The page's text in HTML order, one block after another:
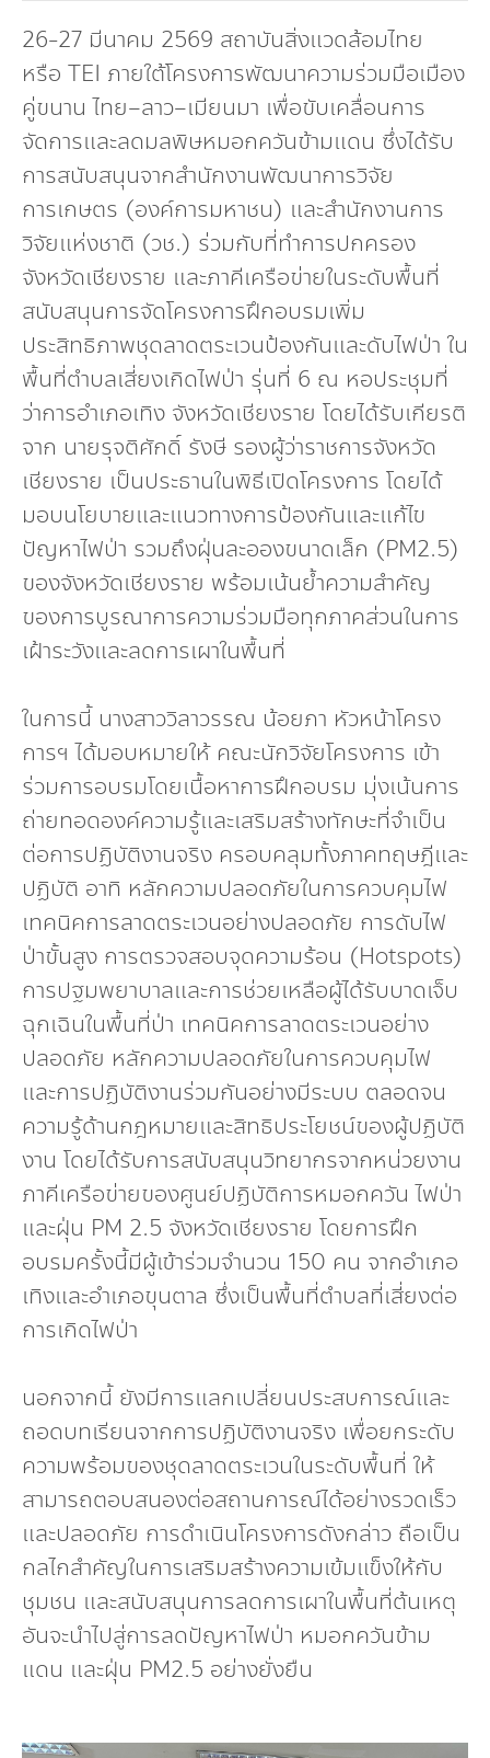
26-27 มีนาคม 2569 สถาบันสิ่งแวดล้อมไทย
หรือ TEI ภายใต้โครงการพัฒนาความร่วมมือเมือง
คู่ขนาน ไทย–ลาว–เมียนมา เพื่อขับเคลื่อนการ
จัดการและลดมลพิษหมอกควันข้ามแดน ซึ่งได้รับ
การสนับสนุนจากสำนักงานพัฒนาการวิจัย
การเกษตร (องค์การมหาชน) และสำนักงานการ
วิจัยแห่งชาติ (วช.) ร่วมกับที่ทำการปกครอง
จังหวัดเชียงราย และภาคีเครือข่ายในระดับพื้นที่
สนับสนุนการจัดโครงการฝึกอบรมเพิ่ม
ประสิทธิภาพชุดลาดตระเวนป้องกันและดับไฟป่า ใน
พื้นที่ตำบลเสี่ยงเกิดไฟป่า รุ่นที่ 6 ณ หอประชุมที่
ว่าการอำเภอเทิง จังหวัดเชียงราย โดยได้รับเกียรติ
จาก นายรุจติศักดิ์ รังษี รองผู้ว่าราชการจังหวัด
เชียงราย เป็นประธานในพิธีเปิดโครงการ โดยได้
มอบนโยบายและแนวทางการป้องกันและแก้ไข
ปัญหาไฟป่า รวมถึงฝุ่นละอองขนาดเล็ก (PM2.5)
ของจังหวัดเชียงราย พร้อมเน้นย้ำความสำคัญ
ของการบูรณาการความร่วมมือทุกภาคส่วนในการ
เฝ้าระวังและลดการเผาในพื้นที่
ในการนี้ นางสาววิลาวรรณ น้อยภา หัวหน้าโครง
การฯ ได้มอบหมายให้ คณะนักวิจัยโครงการ เข้า
ร่วมการอบรมโดยเนื้อหาการฝึกอบรม มุ่งเน้นการ
ถ่ายทอดองค์ความรู้และเสริมสร้างทักษะที่จำเป็น
ต่อการปฏิบัติงานจริง ครอบคลุมทั้งภาคทฤษฎีและ
ปฏิบัติ อาทิ หลักความปลอดภัยในการควบคุมไฟ
เทคนิคการลาดตระเวนอย่างปลอดภัย การดับไฟ
ป่าขั้นสูง การตรวจสอบจุดความร้อน (Hotspots)
การปฐมพยาบาลและการช่วยเหลือผู้ได้รับบาดเจ็บ
ฉุกเฉินในพื้นที่ป่า เทคนิคการลาดตระเวนอย่าง
ปลอดภัย หลักความปลอดภัยในการควบคุมไฟ
และการปฏิบัติงานร่วมกันอย่างมีระบบ ตลอดจน
ความรู้ด้านกฎหมายและสิทธิประโยชน์ของผู้ปฏิบัติ
งาน โดยได้รับการสนับสนุนวิทยากรจากหน่วยงาน
ภาคีเครือข่ายของศูนย์ปฏิบัติการหมอกควัน ไฟป่า
และฝุ่น PM 2.5 จังหวัดเชียงราย โดยการฝึก
อบรมครั้งนี้มีผู้เข้าร่วมจำนวน 150 คน จากอำเภอ
เทิงและอำเภอขุนตาล ซึ่งเป็นพื้นที่ตำบลที่เสี่ยงต่อ
การเกิดไฟป่า
นอกจากนี้ ยังมีการแลกเปลี่ยนประสบการณ์และ
ถอดบทเรียนจากการปฏิบัติงานจริง เพื่อยกระดับ
ความพร้อมของชุดลาดตระเวนในระดับพื้นที่ ให้
สามารถตอบสนองต่อสถานการณ์ได้อย่างรวดเร็ว
และปลอดภัย การดำเนินโครงการดังกล่าว ถือเป็น
กลไกสำคัญในการเสริมสร้างความเข้มแข็งให้กับ
ชุมชน และสนับสนุนการลดการเผาในพื้นที่ต้นเหตุ
อันจะนำไปสู่การลดปัญหาไฟป่า หมอกควันข้าม
แดน และฝุ่น PM2.5 อย่างยั่งยืน